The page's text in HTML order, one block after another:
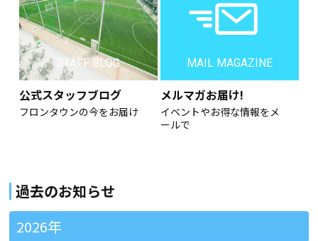
STAFF BLOG
公式スタッフブログ
フロンタウンの今をお届け
MAIL MAGAZINE
メルマガお届け!
イベントやお得な情報をメ
ールで
過去のお知らせ
2026年